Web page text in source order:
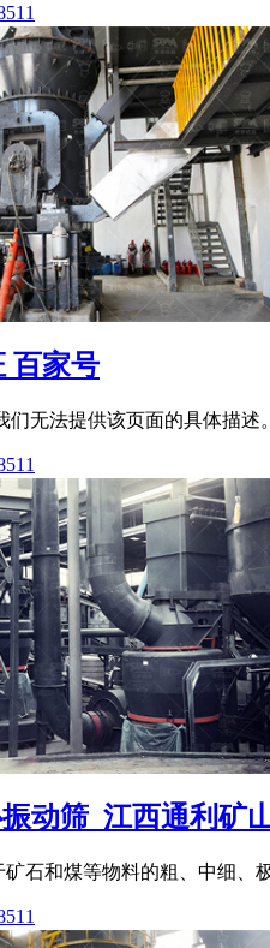
百家号
们无法提供该页面的具体描述。
动筛_江西通利矿
矿石和煤等物料的粗、中细、